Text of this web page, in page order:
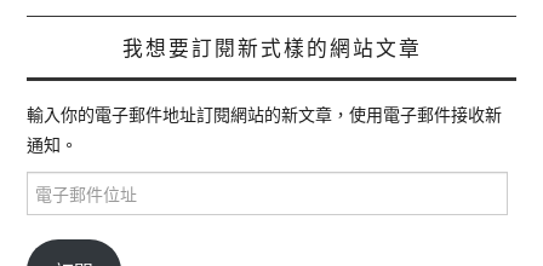
我想要訂閱新式樣的網站文章
輸入你的電子郵件地址訂閱網站的新文章，使用電子郵件接收新
通知。
電
子
件